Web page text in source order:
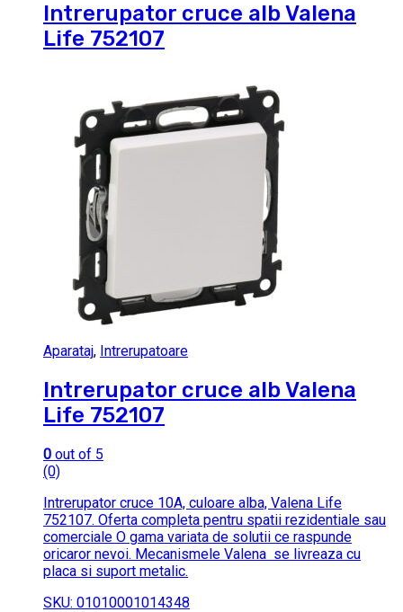
Intrerupator cruce alb Valena
Life 752107
Aparataj, Intrerupatoare
Intrerupator cruce alb Valena
Life 752107
0 out of 5
(0)
Intrerupator cruce 10A, culoare alba, Valena Life
752107. Oferta completa pentru spatii rezidentiale sau
comerciale O gama variata de solutii ce raspunde
oricaror nevoi. Mecanismele Valena se livreaza cu
placa si suport metalic.
SKU: 01010001014348